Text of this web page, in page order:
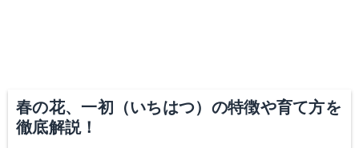
春の花、一初（いちはつ）の特徴や育て方を
徹底解説！